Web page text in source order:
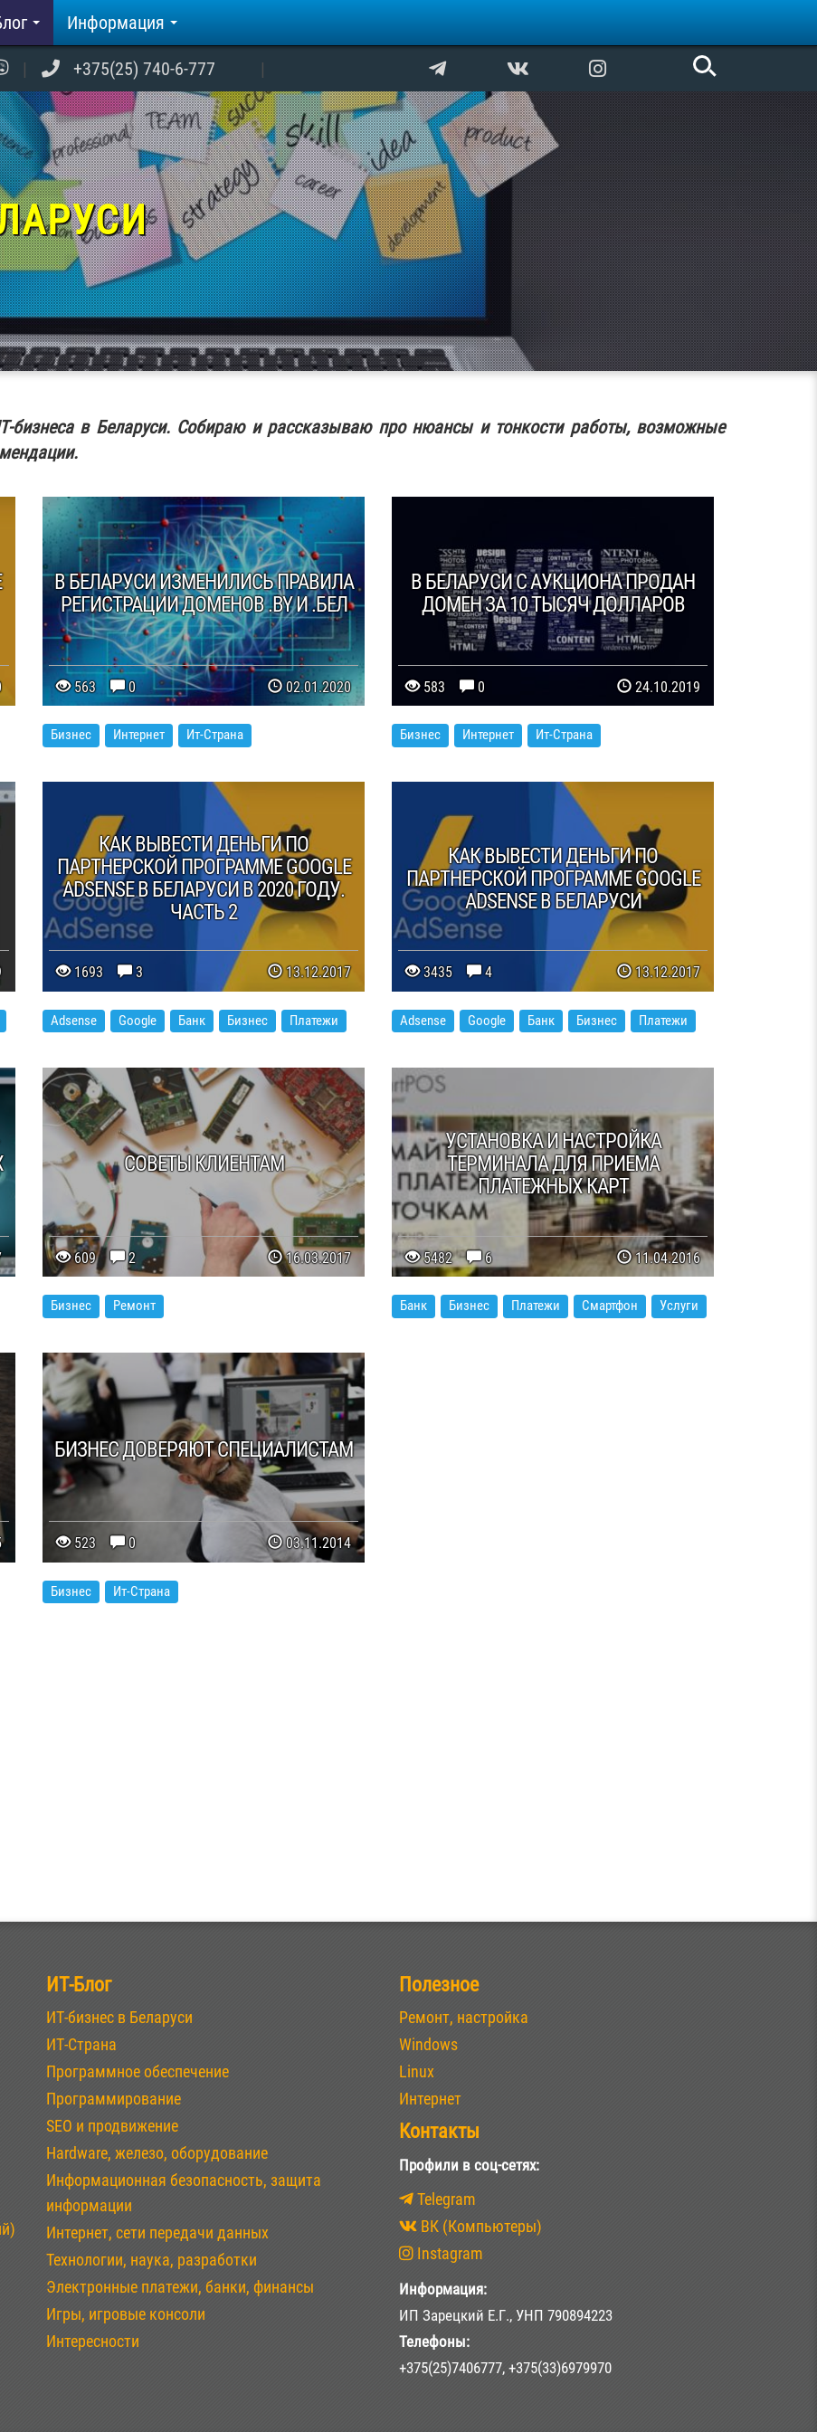
+375(25) 740-6-777
Информация
бизнеса в Беларуси. Собираю и рассказываю про нюансы и тонкости работы, возможные
В БЕЛАРУСИ ИЗМЕНИЛИСЬ ПРАВИЛА
РЕГИСТРАЦИИ ДОМЕНОВ .BY И .БЕЛ
563 0 02.01.2020
Бизнес Интернет Ит-Страна
В БЕЛАРУСИ С АУКЦИОНА ПРОДАН
ДОМЕН ЗА 10 ТЫСЯЧ ДОЛЛАРОВ
583 0 24.10.2019
Бизнес Интернет Ит-Страна
КАК ВЫВЕСТИ ДЕНЬГИ ПО
ПАРТНЕРСКОЙ ПРОГРАММЕ GOOGLE
ADSENSE В БЕЛАРУСИ В 2020 ГОДУ.
ЧАСТЬ 2
1693 3 13.12.2017
Adsense Google Банк Бизнес Платежи
КАК ВЫВЕСТИ ДЕНЬГИ ПО
ПАРТНЕРСКОЙ ПРОГРАММЕ GOOGLE
ADSENSE В БЕЛАРУСИ
3435 4 13.12.2017
Adsense Google Банк Бизнес Платежи
СОВЕТЫ КЛИЕНТАМ
609 2 16.03.2017
Бизнес Ремонт
УСТАНОВКА И НАСТРОЙКА
ТЕРМИНАЛА ДЛЯ ПРИЕМА
ПЛАТЕЖНЫХ КАРТ
5482 6 11.04.2016
Банк Бизнес Платежи Смартфон Услуги
БИЗНЕС ДОВЕРЯЮТ СПЕЦИАЛИСТАМ
523 0 03.11.2014
Бизнес Ит-Страна
ИТ-Блог
ИТ-бизнес в Беларуси
ИТ-Страна
Программное обеспечение
Программирование
SEO и продвижение
Hardware, железо, оборудование
Информационная безопасность, защита
информации
Интернет, сети передачи данных
Технологии, наука, разработки
Электронные платежи, банки, финансы
Игры, игровые консоли
Интересности
Полезное
Ремонт, настройка
Windows
Linux
Интернет
Контакты
Профили в соц-сетях:
Telegram
ВК (Компьютеры)
Instagram
Информация:
ИП Зарецкий Е.Г., УНП 790894223
Телефоны:
+375(25)7406777, +375(33)6979970